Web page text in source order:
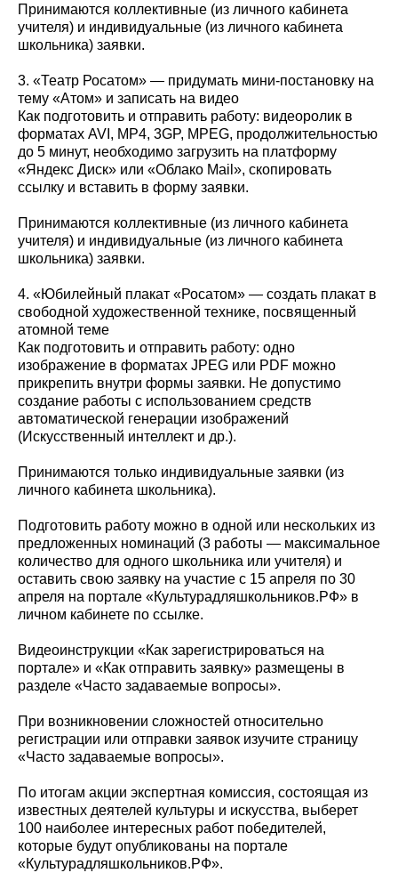
Принимаются коллективные (из личного кабинета
учителя) и индивидуальные (из личного кабинета
школьника) заявки.
3. «Театр Росатом» — придумать мини-постановку на
тему «Атом» и записать на видео
Как подготовить и отправить работу: видеоролик в
форматах AVI, MP4, 3GP, MPEG, продолжительностью
до 5 минут, необходимо загрузить на платформу
«Яндекс Диск» или «Облако Mail», скопировать
ссылку и вставить в форму заявки.
Принимаются коллективные (из личного кабинета
учителя) и индивидуальные (из личного кабинета
школьника) заявки.
4. «Юбилейный плакат «Росатом» — создать плакат в
свободной художественной технике, посвященный
атомной теме
Как подготовить и отправить работу: одно
изображение в форматах JPEG или PDF можно
прикрепить внутри формы заявки. Не допустимо
создание работы с использованием средств
автоматической генерации изображений
(Искусственный интеллект и др.).
Принимаются только индивидуальные заявки (из
личного кабинета школьника).
Подготовить работу можно в одной или нескольких из
предложенных номинаций (3 работы — максимальное
количество для одного школьника или учителя) и
оставить свою заявку на участие с 15 апреля по 30
апреля на портале «Культурадляшкольников.РФ» в
личном кабинете по ссылке.
Видеоинструкции «Как зарегистрироваться на
портале» и «Как отправить заявку» размещены в
разделе «Часто задаваемые вопросы».
При возникновении сложностей относительно
регистрации или отправки заявок изучите страницу
«Часто задаваемые вопросы».
По итогам акции экспертная комиссия, состоящая из
известных деятелей культуры и искусства, выберет
100 наиболее интересных работ победителей,
которые будут опубликованы на портале
«Культурадляшкольников.РФ».